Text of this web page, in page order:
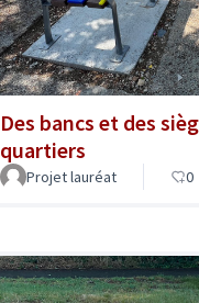
Des bancs et des
quartiers
Projet lauréat 0